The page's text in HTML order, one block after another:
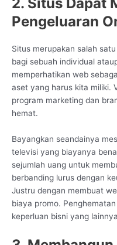
Pengeluaran
Situs merupakan salah
bagi sebuah individual
memperhatikan web
aset yang harus kita miliki.
program marketing dan
hemat.
Bayangkan seandainya
televisi yang biayanya
sejumlah uang untuk
berbanding lurus dengan
Justru dengan membuat
biaya promo.
keperluan bisni yang